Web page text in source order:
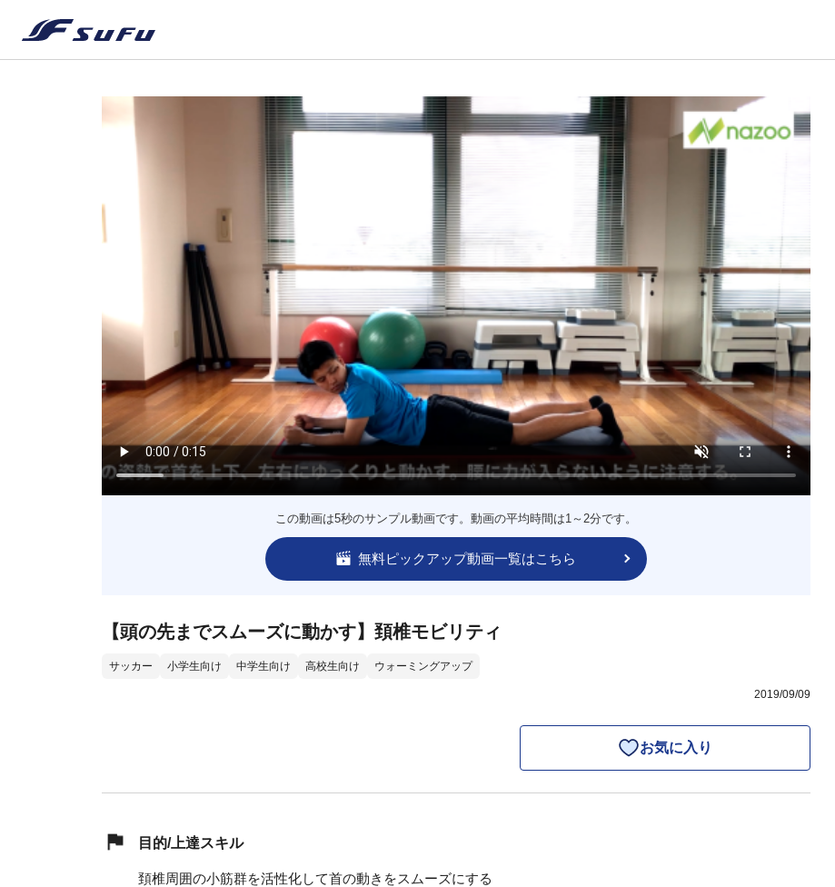
この動画は5秒のサンプル動画です。動画の平均時間は1～2分です。
無料ピックアップ動画一覧はこちら
【頭の先までスムーズに動かす】頚椎モビリティ
サッカー 小学生向け 中学生向け 高校生向け ウォーミングアップ
2019/09/09
お気に入り
目的/上達スキル
頚椎周囲の小筋群を活性化して首の動きをスムーズにする